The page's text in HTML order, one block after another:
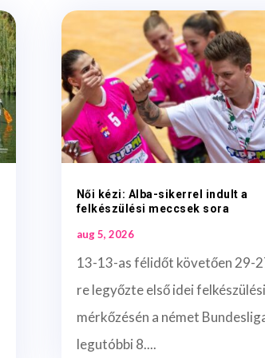
Női kézi: Alba-sikerrel indult a
felkészülési meccsek sora
aug 5, 2026
13-13-as félidőt követően 29-
re legyőzte első idei felkészülési
mérkőzésén a német
legutóbbi 8....